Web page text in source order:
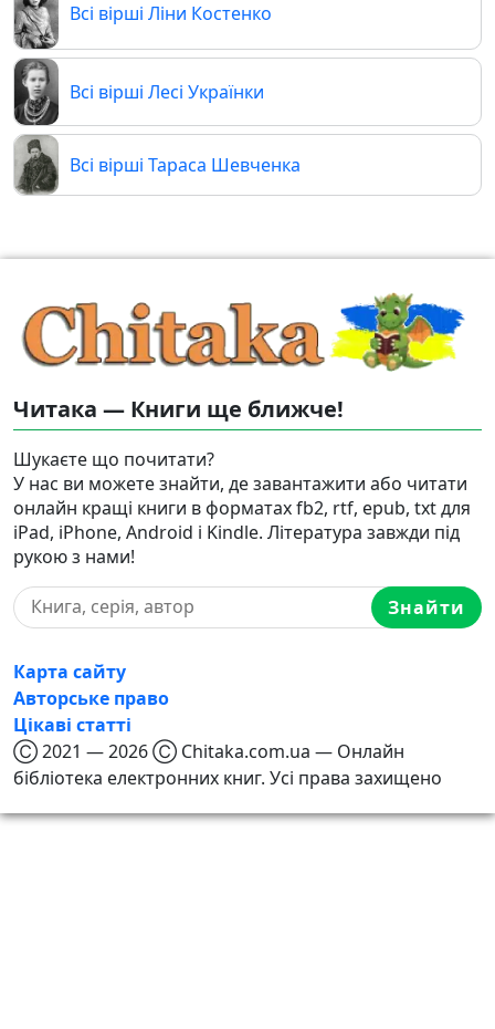
Всі вірші Ліни Костенко
Всі вірші Лесі Українки
Всі вірші Тараса Шевченка
Читака — Книги ще ближче!
Шукаєте що почитати?
У нас ви можете знайти, де завантажити або читати
онлайн кращі книги в форматах fb2, rtf, epub, txt для
iPad, iPhone, Android і Kindle. Література завжди під
рукою з нами!
Знайти
Карта сайту
Авторське право
Цікаві статті
Ⓒ 2021 — 2026 Ⓒ Chitaka.com.ua — Онлайн
бібліотека електронних книг. Усі права захищено